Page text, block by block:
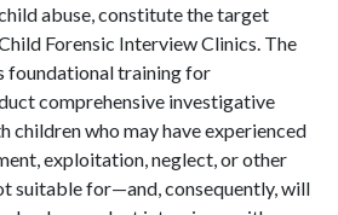
abuse, constitute the target
Forensic Interview Clinics. The
foundational training for
comprehensive investigative
children who may have experienced
exploitation, neglect, or other
suitable for—and, consequently, will